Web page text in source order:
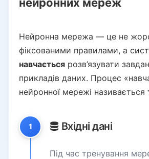
Нейронна мережа — це не
фіксованими правилами, а
навчається розв’язувати
прикладів даних. Процес
нейронної мережі називається
1 Вхідні дані
Під час тренування